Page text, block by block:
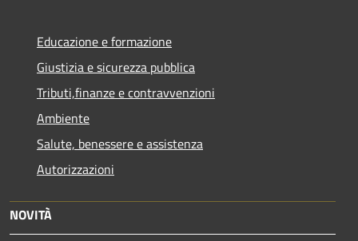
Educazione e formazione
Giustizia e sicurezza pubblica
Tributi,finanze e contravvenzioni
Ambiente
Salute, benessere e assistenza
Autorizzazioni
NOVITÀ